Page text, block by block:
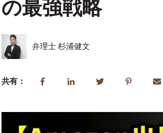
の最強戦略
弁理士 杉浦健文
共有：